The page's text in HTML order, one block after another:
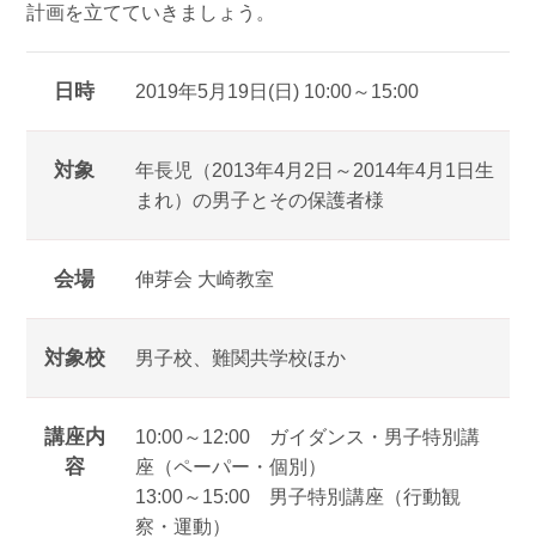
計画を立てていきましょう。
日時 2019年5月19日(日) 10:00～15:00
対象
年長児（2013年4月2日～2014年4月1日生
まれ）の男子とその保護者様
会場 伸芽会 大崎教室
対象校 男子校、難関共学校ほか
講座内
容
10:00～12:00 ガイダンス・男子特別講
座（ペーパー・個別）
13:00～15:00 男子特別講座（行動観
察・運動）